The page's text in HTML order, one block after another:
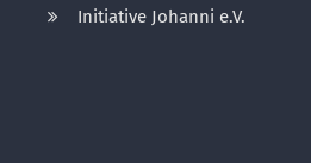
Initiative Johanni e.V.